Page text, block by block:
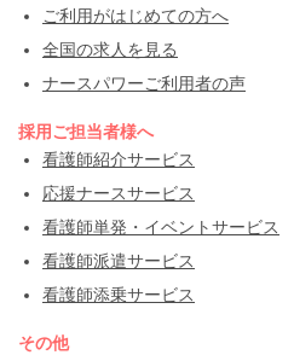
ご利用がはじめての方へ
全国の求人を見る
ナースパワーご利用者の声
採用ご担当者様へ
看護師紹介サービス
応援ナースサービス
看護師単発・イベントサービス
看護師派遣サービス
看護師添乗サービス
その他